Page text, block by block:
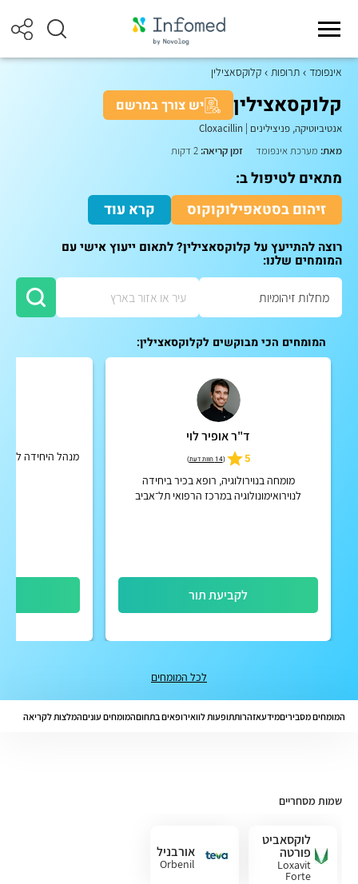
אינפומד תרופות קלוקסאצילין
קלוקסאצילין יש צורך במרשם
אנטיביוטיקה, פניצילינים
Cloxacillin
מאת: מערכת אינפומד זמן קריאה:
מתאים לטיפול ב:
זיהום בסטאפילוקוקוס
קרא עוד
רוצה להתייעץ על קלוקסאצילין? לתאום ייעוץ אישי עם
המומחים שלנו:
המומחים הכי מבוקשים לקלוקסאצילין:
ד"ר אופיר לוי
5
(14 חוות דעת )
מומחה בנוירולוגיה, רופא בכיר ביחידה
לנוירואימונולוגיה במרכז הרפואי תל־אביב
לקביעת תור
מנהל היחידה
לכל המומחים
המומחים מסביריםמידעאזהרותתופעות לוואירופאים בתחוםהמומחים עוניםהמלצות לקריאה
שמות מסחריים
לוקסאביט
פורטה
Loxavit
Forte
אורבניל
Orbenil